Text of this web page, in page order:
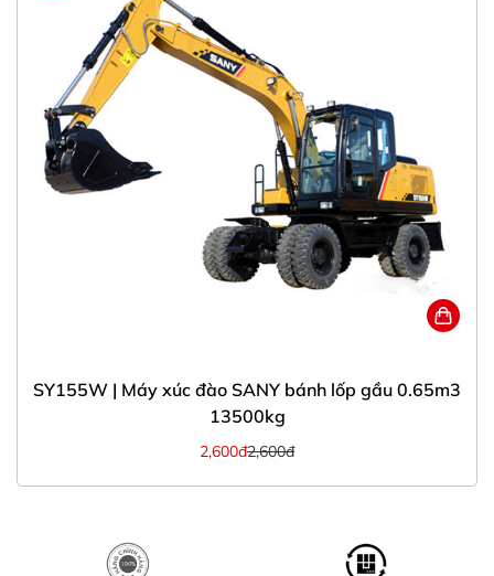
SY155W | Máy xúc đào SANY bánh lốp gầu 0.65m3
13500kg
2,600đ2,600đ